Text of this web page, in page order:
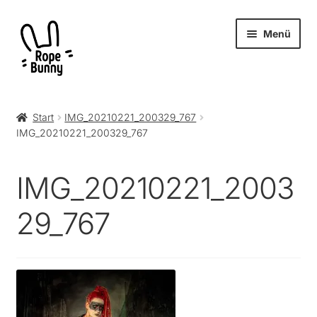
Zur
Navigation
springen
Zum
Inhalt
springen
Menü
RopeBunny
Journal
Start
IMG_20210221_200329_767
IMG_20210221_200329_767
IMG_20210221_2003
29_767